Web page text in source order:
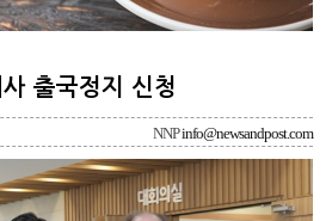
출국정지 신청
NNPinfo@newsandpost.com